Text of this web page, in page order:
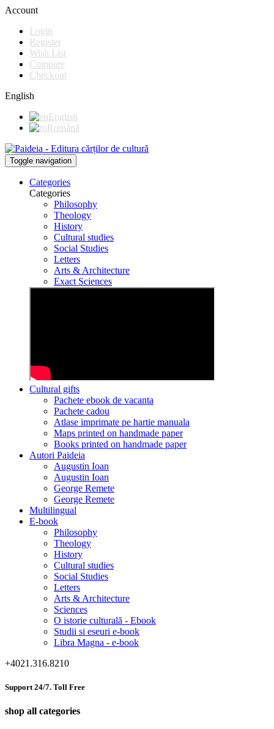
Account
Login
Register
Wish List
Compare
Checkout
English
English
Română
Toggle navigation
Categories
Categories
Philosophy
Theology
History
Cultural studies
Social Studies
Letters
Arts & Architecture
Exact Sciences
Cultural gifts
Pachete ebook de vacanta
Pachete cadou
Atlase imprimate pe hartie manuala
Maps printed on handmade paper
Books printed on handmade paper
Autori Paideia
Augustin Ioan
Augustin Ioan
George Remete
George Remete
Multilingual
E-book
Philosophy
Theology
History
Cultural studies
Social Studies
Letters
Arts & Architecture
Sciences
O istorie culturală - Ebook
Studii si eseuri e-book
Libra Magna - e-book
+4021.316.8210
Support 24/7. Toll Free
shop all categories